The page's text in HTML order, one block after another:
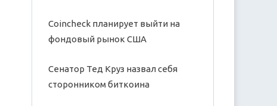
Coincheck планирует выйти на
фондовый рынок США
Сенатор Тед Круз назвал себя
сторонником биткоина